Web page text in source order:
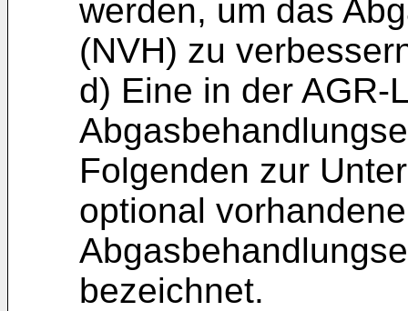
werden, um das
(NVH) zu
d) Eine in der AGR-
Folgenden zur
optional
bezeichnet.